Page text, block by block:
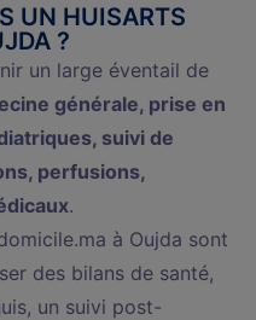
UN HUISARTS
?
un large éventail de
générale, prise en
suivi de
perfusions,
.
à Oujda sont
des bilans de santé,
un suivi post-